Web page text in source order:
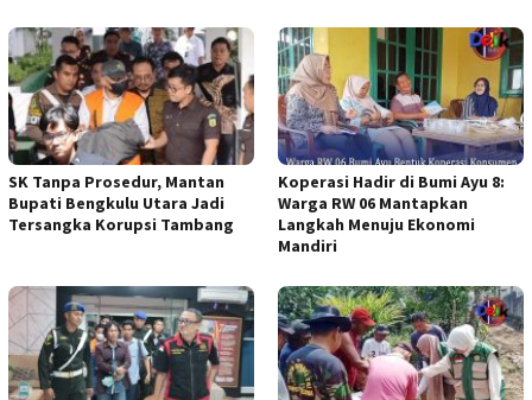
SK Tanpa Prosedur, Mantan
Bupati Bengkulu Utara Jadi
Tersangka Korupsi Tambang
Koperasi Hadir di Bumi Ayu 8:
Warga RW 06 Mantapkan
Langkah Menuju Ekonomi
Mandiri